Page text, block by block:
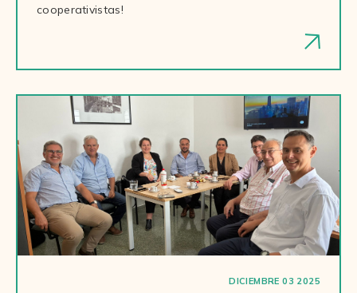
cooperativistas!
DICIEMBRE 03 2025